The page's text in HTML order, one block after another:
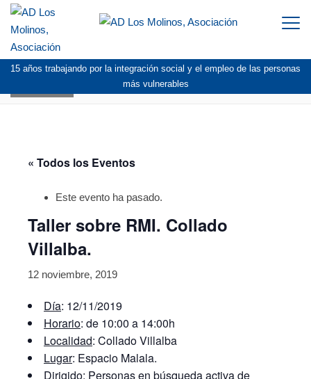
15 años trabajando por la integración social y el empleo de las personas
más vulnerables
« Todos los Eventos
Este evento ha pasado.
Taller sobre RMI. Collado
Villalba.
12 noviembre, 2019
Día: 12/11/2019
Horario: de 10:00 a 14:00h
Localidad: Collado Villalba
Lugar: Espacio Malala.
Dirigido: Personas en búsqueda activa de